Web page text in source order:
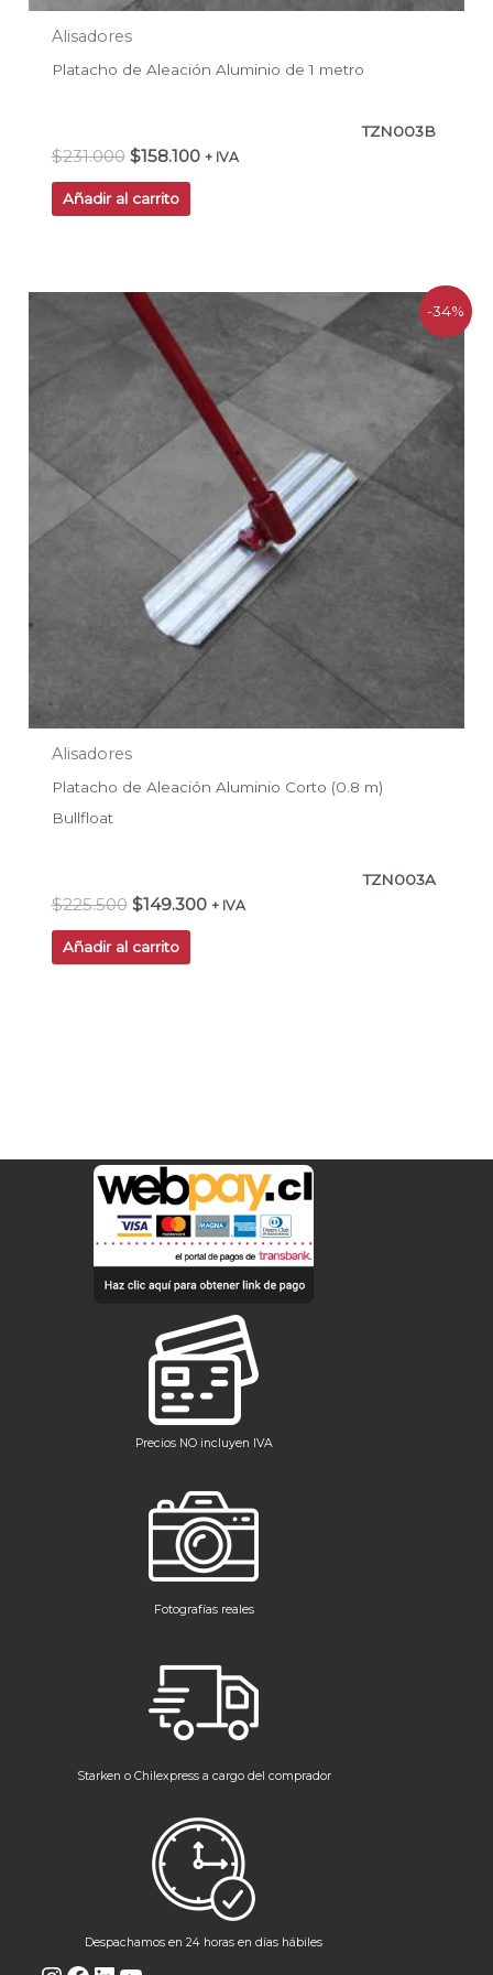
Alisadores
Platacho de Aleación Aluminio de 1 metro
TZN003B
$231.000 $158.100 + IVA
Añadir al carrito
-34%
Alisadores
Platacho de Aleación Aluminio Corto (0.8 m)
Bullfloat
TZN003A
$225.500
El
precio
original
$225.500.
$149.300
actual
$149.300.
+ IVA
Añadir al carrito
Precios NO incluyen IVA
Fotografías reales
Starken o Chilexpress a cargo del comprador
Despachamos en 24 horas en días hábiles
Instagram
Facebook
LinkedIn
YouTube